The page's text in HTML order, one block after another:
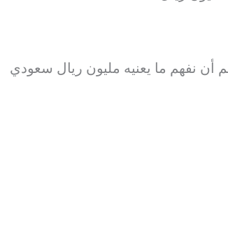
أن نفهم ما يعنيه مليون ريال سعودي